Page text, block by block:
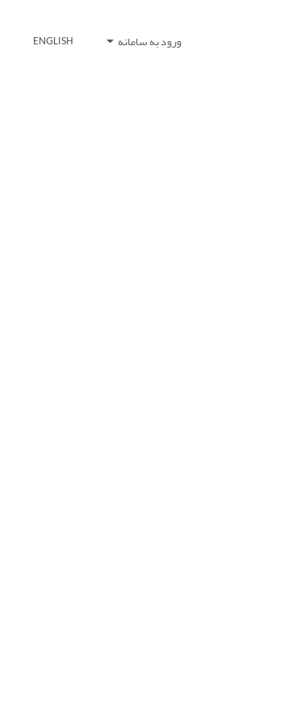
ورود به سامانه ENGLISH